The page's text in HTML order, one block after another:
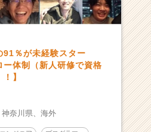
91％が未経験スター
ー体制（新人研修で資格
】
神奈川県、 海外